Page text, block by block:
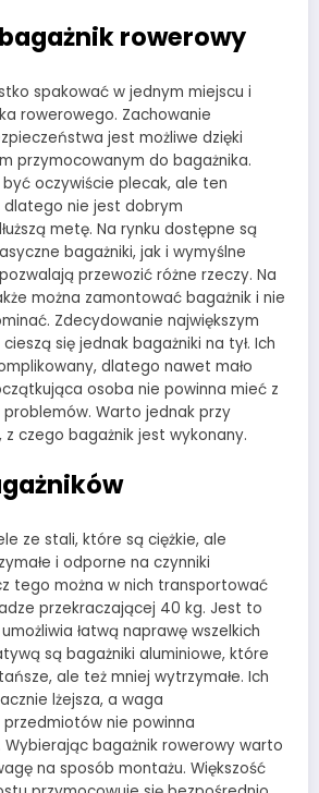
rowerowy
spakować w jednym miejscu i
rowerowego. Zachowanie
jest możliwe dzięki
przymocowanym do bagażnika.
oczywiście plecak, ale ten
dlatego nie jest dobrym
metę. Na rynku dostępne są
bagażniki, jak i wymyślne
przewozić różne rzeczy. Na
można zamontować bagażnik i nie
Zdecydowanie największym
się jednak bagażniki na tył. Ich
dlatego nawet mało
osoba nie powinna mieć z
Warto jednak przy
z czego bagażnik jest wykonany.
ze stali, które są ciężkie, ale
i odporne na czynniki
tego można w nich transportować
przekraczającej 40 kg. Jest to
łatwą naprawę wszelkich
są bagażniki aluminiowe, które
ale też mniej wytrzymałe. Ich
lżejsza, a waga
nie powinna
Wybierając bagażnik rowerowy warto
na sposób montażu. Większość